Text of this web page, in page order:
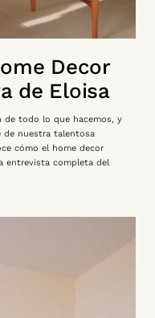
Decor
de Eloisa
de todo lo que hacemos, y
de nuestra talentosa
cómo el home decor
entrevista completa del